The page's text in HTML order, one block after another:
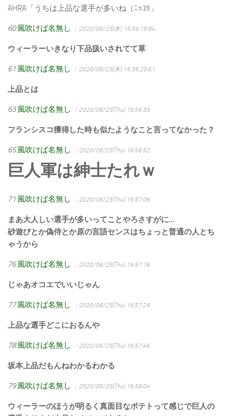
AHRA「うちは上品な選手が多いね（ﾆｯｺﾘ」
60 風吹けば名無し ：2020/06/25(木) 16:56:19.84
ウィーラーいきなり下品扱いされてて草
61 風吹けば名無し ：2020/06/25(木) 16:56:20.61
上品とは
63 風吹けば名無し ：2020/06/25(Thu) 16:56:39
フランシスコ獲得した時も似たようなこと言ってなかった？
65 風吹けば名無し ：2020/06/25(Thu) 16:56:52
巨人軍は紳士たれｗ
71 風吹けば名無し ：2020/06/25(Thu) 16:57:06
まあ大人しい選手が多いってことやろさすがに…
砂遊びとか偽侍とか原の言語センスはちょっと普通の人とち
ゃうから
76 風吹けば名無し ：2020/06/25(Thu) 16:57:16
じゃあオコエでいいじゃん
77 風吹けば名無し ：2020/06/25(Thu) 16:57:29
上品な選手どこにおるんや
78 風吹けば名無し ：2020/06/25(Thu) 16:57:46
坂本上品だもんねわかるわかる
79 風吹けば名無し ：2020/06/25(Thu) 16:58:04
ウィーラーのほうが明るく真面目なポテトって感じで巨人の